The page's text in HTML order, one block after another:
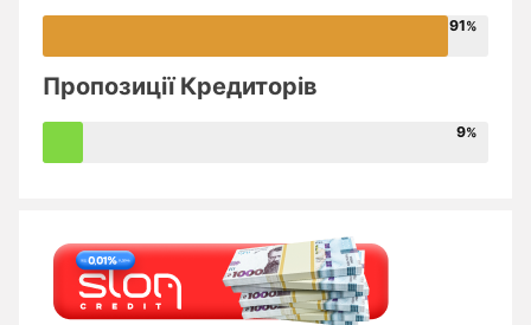
91
Пропозиції Кредиторів
9